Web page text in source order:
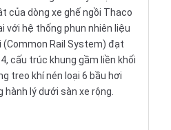
của dòng xe ghế ngồi Thaco
với hệ thống phun nhiên liệu
(Common Rail System) đạt
cấu trúc khung gầm liền khối
treo khí nén loại 6 bầu hơi
hành lý dưới sàn xe rộng.